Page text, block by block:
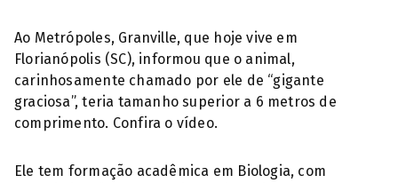
Ao Metrópoles, Granville, que hoje vive em
Florianópolis (SC), informou que o animal,
carinhosamente chamado por ele de “gigante
graciosa”, teria tamanho superior a 6 metros de
comprimento. Confira o vídeo.
Ele tem formação acadêmica em Biologia, com